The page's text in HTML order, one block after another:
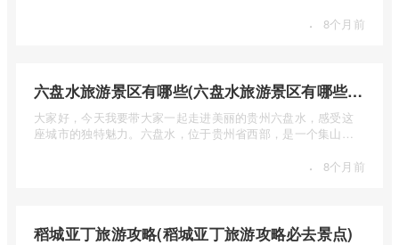
· 8个月前
六盘水旅游景区有哪些(六盘水旅游景区有哪些景点值得去)
大家好，今天我要带大家一起走进美丽的贵州六盘水，感受这
座城市的独特魅力。六盘水，位于贵州省西部，是一个集山水
· 8个月前
稻城亚丁旅游攻略(稻城亚丁旅游攻略必去景点)